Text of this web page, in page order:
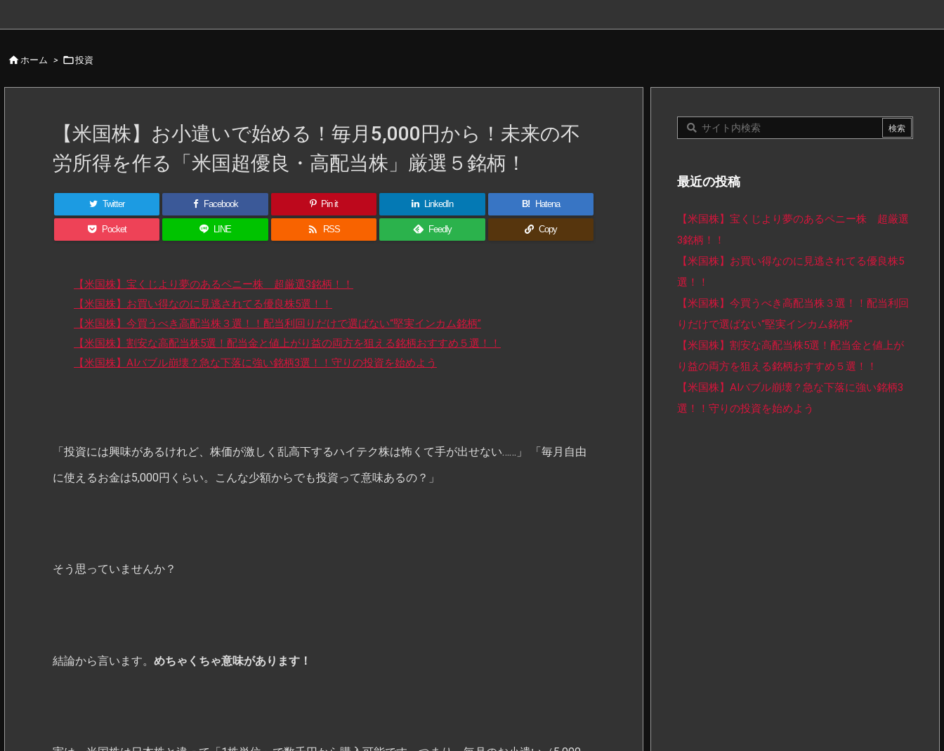
ホーム > 投資
【米国株】お小遣いで始める！毎月5,000円から！未来の不
労所得を作る「米国超優良・高配当株」厳選５銘柄！
Twitter Facebook Pin it LinkedIn B! Hatena
Pocket LINE  RSS Feedly Copy
【米国株】宝くじより夢のあるペニー株 超厳選3銘柄！！
【米国株】お買い得なのに見逃されてる優良株5選！！
【米国株】今買うべき高配当株３選！！配当利回りだけで選ばない“堅実インカム銘柄”
【米国株】割安な高配当株5選！配当金と値上がり益の両方を狙える銘柄おすすめ５選！！
【米国株】AIバブル崩壊？急な下落に強い銘柄3選！！守りの投資を始めよう
「投資には興味があるけれど、株価が激しく乱高下するハイテク株は怖くて手が出せない……」 「毎月自由
に使えるお金は5,000円くらい。こんな少額からでも投資って意味あるの？」
そう思っていませんか？
結論から言います。 めちゃくちゃ意味があります！
最近の投稿
【米国株】宝くじより夢のあるペニー株 超厳選
3銘柄！！
【米国株】お買い得なのに見逃されてる優良株5
選！！
【米国株】今買うべき高配当株３選！！配当利回
りだけで選ばない“堅実インカム銘柄”
【米国株】割安な高配当株5選！配当金と値上が
り益の両方を狙える銘柄おすすめ５選！！
【米国株】AIバブル崩壊？急な下落に強い銘柄3
選！！守りの投資を始めよう